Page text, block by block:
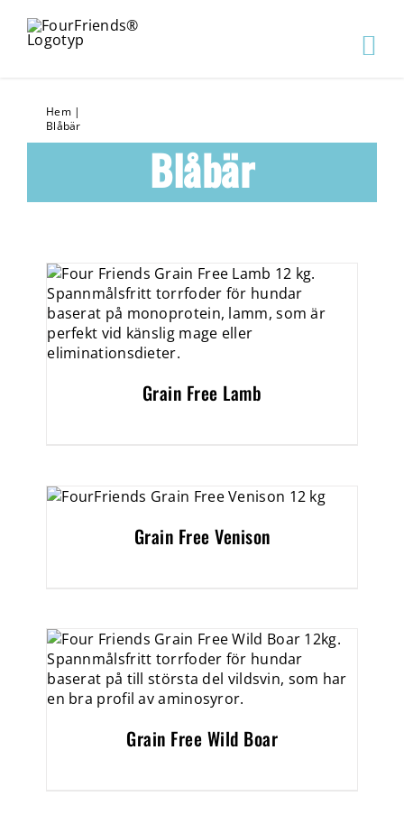
Hem|
Blåbär
Blåbär
Grain Free Lamb
Grain Free Venison
Grain Free Wild Boar